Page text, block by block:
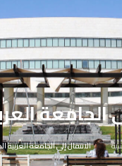
الجامعة
الانتقال إلى الجامعة العربية